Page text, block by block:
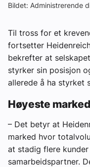
Bildet: Administrerende
Til tross for et
fortsetter
bekrefter at
styrker sin posisjon
allerede å ha styrket
Høyeste
– Det betyr at
marked hvor
at stadig flere
samarbeidspartner.